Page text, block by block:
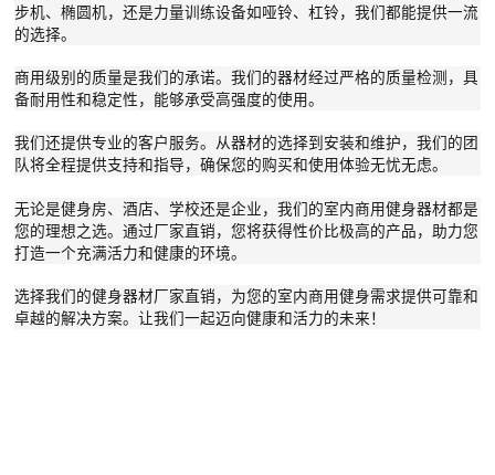
步机、椭圆机，还是力量训练设备如哑铃、杠铃，我们都能提供一流
的选择。
商用级别的质量是我们的承诺。我们的器材经过严格的质量检测，具
备耐用性和稳定性，能够承受高强度的使用。
我们还提供专业的客户服务。从器材的选择到安装和维护，我们的团
队将全程提供支持和指导，确保您的购买和使用体验无忧无虑。
无论是健身房、酒店、学校还是企业，我们的室内商用健身器材都是
您的理想之选。通过厂家直销，您将获得性价比极高的产品，助力您
打造一个充满活力和健康的环境。
选择我们的健身器材厂家直销，为您的室内商用健身需求提供可靠和
卓越的解决方案。让我们一起迈向健康和活力的未来！